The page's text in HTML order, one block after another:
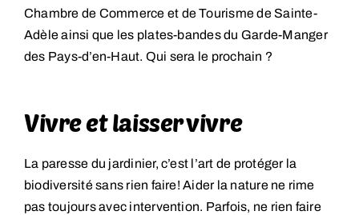
Chambre de Commerce et de Tourisme de Sainte-
Adèle ainsi que les plates-bandes du Garde-Manger
des Pays-d’en-Haut. Qui sera le prochain ?
Vivre et laisser vivre
La paresse du jardinier, c’est l’art de protéger la
biodiversité sans rien faire! Aider la nature ne rime
pas toujours avec intervention. Parfois, ne rien faire